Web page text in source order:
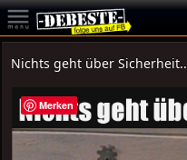
Nichts geht über Sicherheit..
Merken